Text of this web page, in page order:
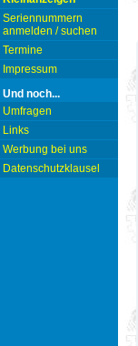
Seriennummern
anmelden / suchen
Termine
Impressum
Und noch...
Umfragen
Links
Werbung bei uns
Datenschutzklausel